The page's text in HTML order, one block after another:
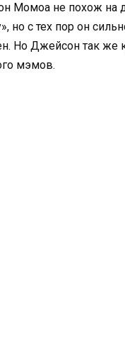
Момоа не похож на
но с тех пор он
Но Джейсон так же
мэмов.